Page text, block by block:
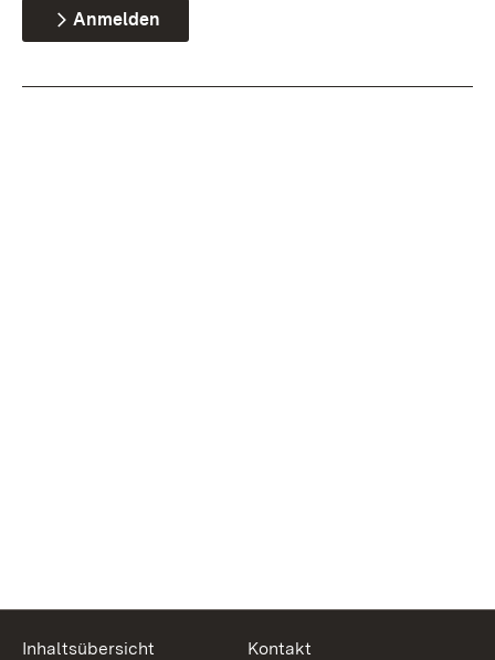
Anmelden
Inhaltsübersicht
Kontakt